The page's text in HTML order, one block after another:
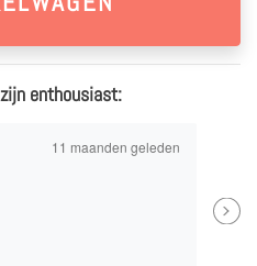
enthousiast:
11 maanden geleden
Next